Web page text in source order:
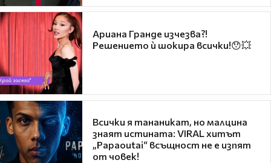
Ариана Гранде изчезва?!
Решението ѝ шокира всички!😯💥
Всички я тананикат, но малцина
знаят истината: VIRAL хитът
„Papaoutai“ всъщност не е изпят
от човек!